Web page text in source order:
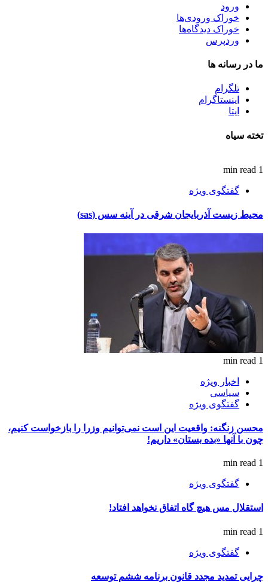
ورود
خوراک ورودی‌ها
خوراک دیدگاه‌ها
وردپرس
ما در رسانه ها
تلگرام
اینستاگرام
ایتا
تخته سیاه
1 min read
گفتگوی ویژه
محیط زیست آذربایجان شرقی در آینه سس (sas)
1 min read
اخبار ویژه
سیاسی
گفتگوی ویژه
محسن زنگنه: واقعیت این است نمی‌توانیم وزرا را بازخواست کنیم،
چون با آنها «بده بستان» داریم!
1 min read
گفتگوی ویژه
استقلال مس هیچ گاه اتفاق نخواهد افتاد!
1 min read
گفتگوی ویژه
چرایی تمدید مجدد قانون برنامه ششم توسعه